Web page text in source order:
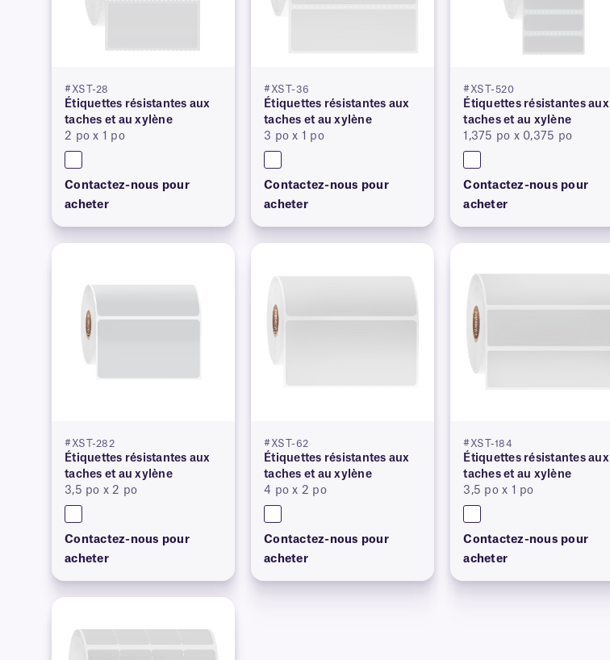
#XST-28
Étiquettes résistantes aux
taches et au xylène
2 po x 1 po
Contactez-nous pour
acheter
#XST-36
Étiquettes résistantes aux
taches et au xylène
3 po x 1 po
Contactez-nous pour
acheter
#XST-520
Étiquettes résistantes aux
taches et au xylène
1,375 po x 0,375 po
Contactez-nous pour
acheter
#XST-282
Étiquettes résistantes aux
taches et au xylène
3,5 po x 2 po
Contactez-nous pour
acheter
#XST-62
Étiquettes résistantes aux
taches et au xylène
4 po x 2 po
Contactez-nous pour
acheter
#XST-184
Étiquettes résistantes aux
taches et au xylène
3,5 po x 1 po
Contactez-nous pour
acheter